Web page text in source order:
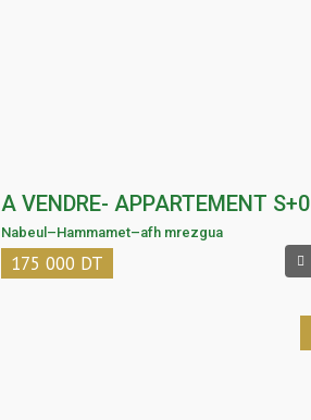
A VENDRE- APPARTEMENT S+0
Nabeul –Hammamet–afh mrezgua
175 000 DT